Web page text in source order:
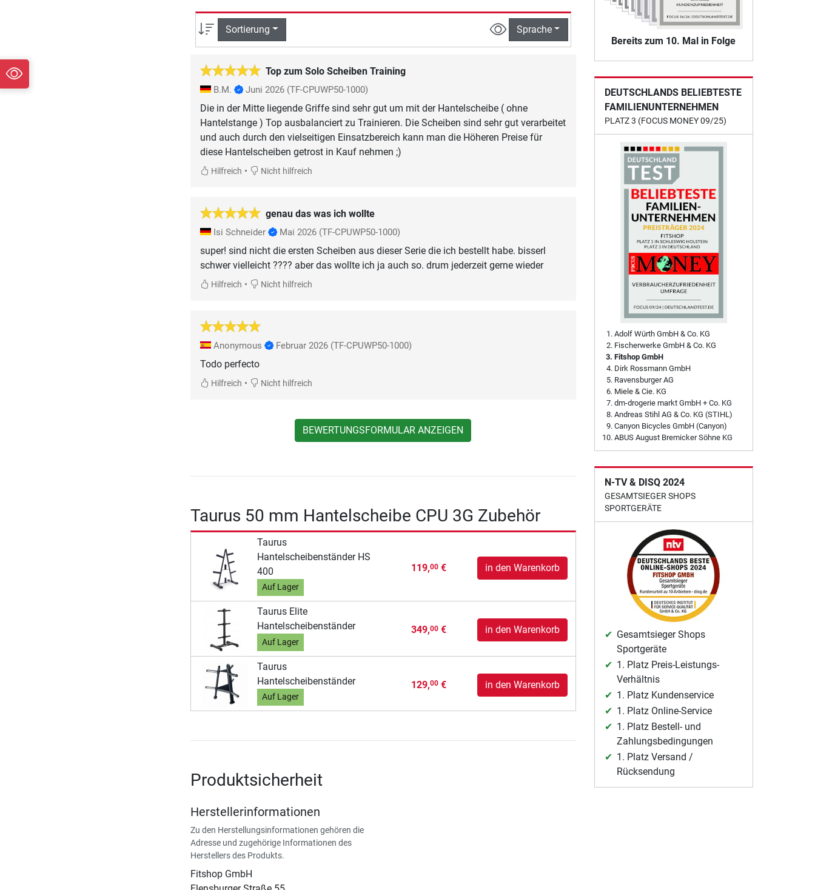
Sortierung Sprache
Top zum Solo Scheiben Training
B.M. Juni 2026 (TF-CPUWP50-1000)
Die in der Mitte liegende Griffe sind sehr gut um mit der Hantelscheibe ( ohne
Hantelstange ) Top ausbalanciert zu Trainieren. Die Scheiben sind sehr gut verarbeitet
und auch durch den vielseitigen Einsatzbereich kann man die Höheren Preise für
diese Hantelscheiben getrost in Kauf nehmen ;)
Hilfreich • Nicht hilfreich
genau das was ich wollte
Isi Schneider Mai 2026 (TF-CPUWP50-1000)
super! sind nicht die ersten Scheiben aus dieser Serie die ich bestellt habe. bisserl
schwer vielleicht ???? aber das wollte ich ja auch so. drum jederzeit gerne wieder
Hilfreich • Nicht hilfreich
Anonymous Februar 2026 (TF-CPUWP50-1000)
Todo perfecto
Hilfreich • Nicht hilfreich
BEWERTUNGSFORMULAR ANZEIGEN
Taurus 50 mm Hantelscheibe CPU 3G Zubehör
Taurus
Hantelscheibenständer HS
400
Auf Lager
119,00€ in den Warenkorb
Taurus Elite
Hantelscheibenständer
Auf Lager
349,00€ in den Warenkorb
Taurus
Hantelscheibenständer
Auf Lager
129,00€ in den Warenkorb
Produktsicherheit
Herstellerinformationen
Zu den Herstellungsinformationen gehören die
Adresse und zugehörige Informationen des
Herstellers des Produkts.
Fitshop GmbH
Bereits zum 10. Mal in Folge
DEUTSCHLANDS BELIEBTESTE
FAMILIENUNTERNEHMEN
PLATZ 3 (FOCUS MONEY 09/25)
Adolf Würth GmbH & Co. KG
Fischerwerke GmbH & Co. KG
Fitshop GmbH
Dirk Rossmann GmbH
Ravensburger AG
Miele & Cie. KG
dm-drogerie markt GmbH + Co. KG
Andreas Stihl AG & Co. KG (STIHL)
Canyon Bicycles GmbH (Canyon)
ABUS August Bremicker Söhne KG
N-TV & DISQ 2024
GESAMTSIEGER SHOPS
SPORTGERÄTE
Gesamtsieger Shops
Sportgeräte
1. Platz Preis-Leistungs-
Verhältnis
1. Platz Kundenservice
1. Platz Online-Service
1. Platz Bestell- und
Zahlungsbedingungen
1. Platz Versand /
Rücksendung